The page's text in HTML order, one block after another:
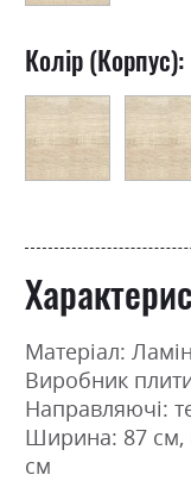
Колір (Корпус):
Матеріал:
Виробник
Направляючі:
Ширина: 87 см,
см